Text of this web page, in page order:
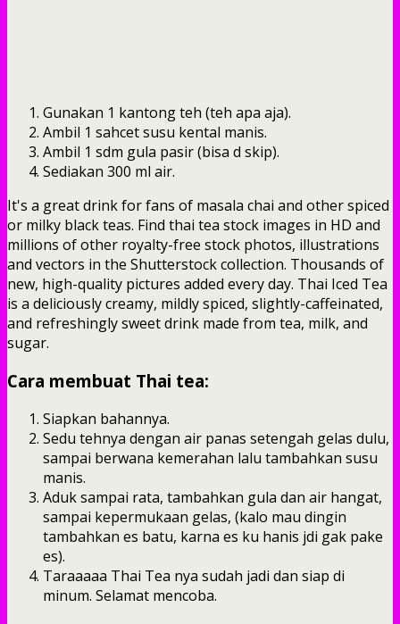
Gunakan 1 kantong teh (teh apa aja).
Ambil 1 sahcet susu kental manis.
Ambil 1 sdm gula pasir (bisa d skip).
Sediakan 300 ml air.
It's a great drink for fans of masala chai and other spiced
or milky black teas. Find thai tea stock images in HD and
millions of other royalty-free stock photos, illustrations
and vectors in the Shutterstock collection. Thousands of
new, high-quality pictures added every day. Thai Iced Tea
is a deliciously creamy, mildly spiced, slightly-caffeinated,
and refreshingly sweet drink made from tea, milk, and
sugar.
Cara membuat Thai tea:
Siapkan bahannya.
Sedu tehnya dengan air panas setengah gelas dulu,
sampai berwana kemerahan lalu tambahkan susu
manis.
Aduk sampai rata, tambahkan gula dan air hangat,
sampai kepermukaan gelas, (kalo mau dingin
tambahkan es batu, karna es ku hanis jdi gak pake
es).
Taraaaaa Thai Tea nya sudah jadi dan siap di
minum. Selamat mencoba.